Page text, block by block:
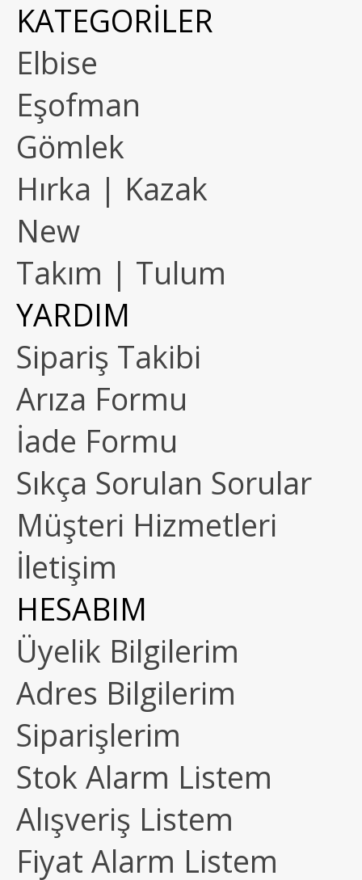
KATEGORİLER
Elbise
Eşofman
Gömlek
Hırka | Kazak
New
Takım | Tulum
YARDIM
Sipariş Takibi
Arıza Formu
İade Formu
Sıkça Sorulan Sorular
Müşteri Hizmetleri
İletişim
HESABIM
Üyelik Bilgilerim
Adres Bilgilerim
Siparişlerim
Stok Alarm Listem
Alışveriş Listem
Fiyat Alarm Listem